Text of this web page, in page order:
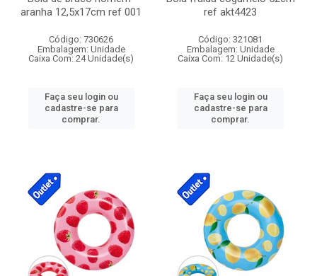
aranha 12,5x17cm ref 001
Código: 730626
Embalagem: Unidade
Caixa Com: 24 Unidade(s)
Faça seu login ou
cadastre-se para
comprar.
ref akt4423
Código: 321081
Embalagem: Unidade
Caixa Com: 12 Unidade(s)
Faça seu login ou
cadastre-se para
comprar.